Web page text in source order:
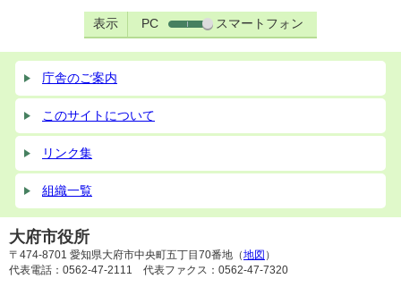
表示 PC スマートフォン
庁舎のご案内
このサイトについて
リンク集
組織一覧
大府市役所
〒474-8701 愛知県大府市中央町五丁目70番地（地図 ）
代表電話：0562-47-2111 代表ファクス：0562-47-7320